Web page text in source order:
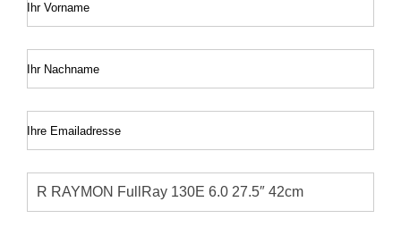
Ihr Vorname
Ihr Nachname
Ihre Emailadresse